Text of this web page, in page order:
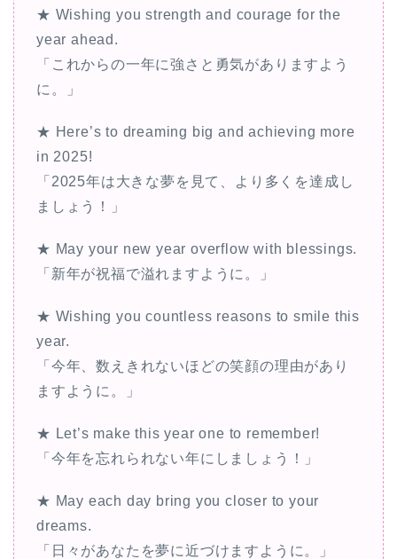
★ Wishing you strength and courage for the
year ahead.
「これからの一年に強さと勇気がありますよう
に。」
★ Here’s to dreaming big and achieving more
in 2025!
「2025年は大きな夢を見て、より多くを達成し
ましょう！」
★ May your new year overflow with blessings.
「新年が祝福で溢れますように。」
★ Wishing you countless reasons to smile this
year.
「今年、数えきれないほどの笑顔の理由があり
ますように。」
★ Let’s make this year one to remember!
「今年を忘れられない年にしましょう！」
★ May each day bring you closer to your
dreams.
「日々があなたを夢に近づけますように。」